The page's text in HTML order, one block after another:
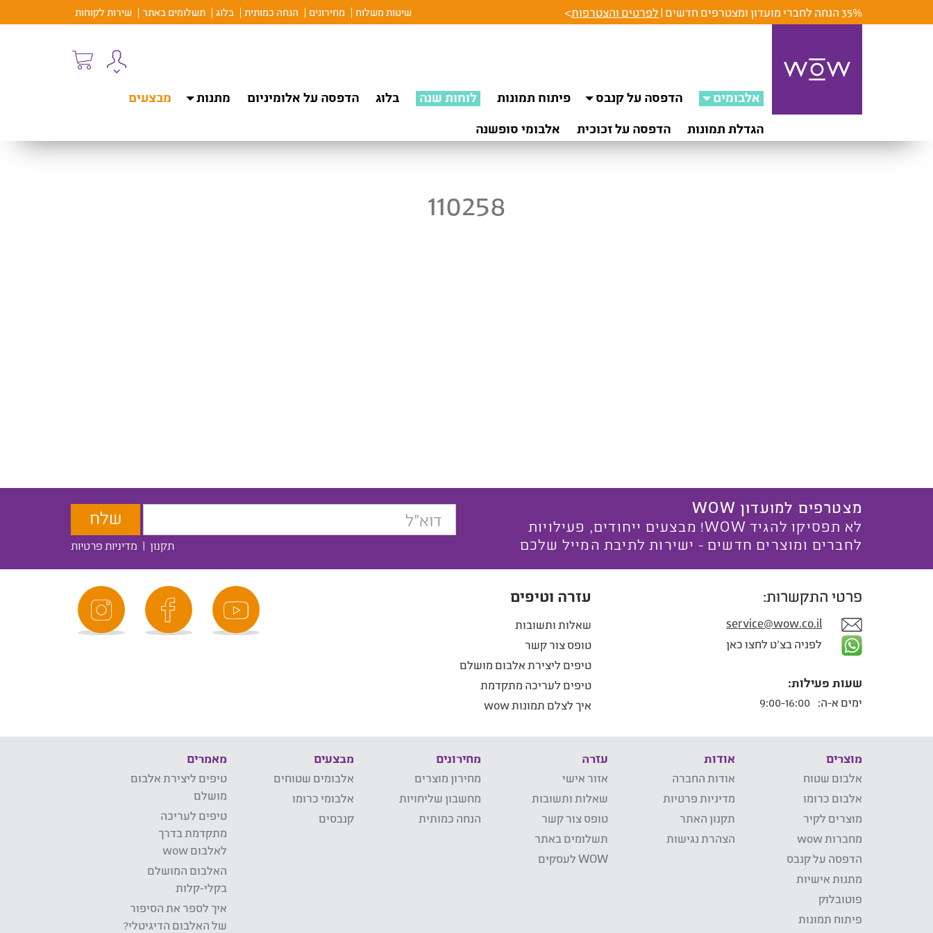
35% הנחה לחברי מועדון ומצטרפים חדשים | לפרטים והצטרפות> שיטות משלוח מחירונים הנחה כמותית בלוג תשלומים באתר שירות לקוחות
אלבומים הדפסה על קנבס פיתוח תמונות לוחות שנה בלוג הדפסה על אלומיניום מתנות
מבצעים
הגדלת תמונות
הדפסה על זכוכית אלבומי סופשנה
110258
מצטרפים למועדון WOW
לא תפסיקו להגיד WOW! מבצעים ייחודים, פעילויות
לחברים ומוצרים חדשים - ישירות לתיבת המייל שלכם
תקנון | מדיניות פרטיות
פרטי התקשרות:
service@wow.co.il
לפניה בצ'ט לחצו כאן
שעות פעילות:
ימים א-ה:
עזרה וטיפים
שאלות ותשובות
טופס צור קשר
טיפים ליצירת אלבום מושלם
טיפים לעריכה מתקדמת
איך לצלם תמונות wow
מוצרים
אלבום שטוח
אלבום כרומו
מוצרים לקיר
מחברות wow
הדפסה על קנבס
מתנות אישיות
פוטובלוק
פיתוח תמונות
אודות
אודות החברה
מדיניות פרטיות
תקנון האתר
הצהרת נגישות
עזרה
אזור אישי
שאלות ותשובות
טופס צור קשר
תשלומים באתר
WOW לעסקים
מחירונים
מחירון מוצרים
מחשבון שליחויות
הנחה כמותית
מבצעים
אלבומים שטוחים
אלבומי כרומו
קנבסים
מאמרים
טיפים ליצירת אלבום
מושלם
טיפים לעריכה
מתקדמת בדרך
לאלבום wow
האלבום המושלם
בקלי-קלות
איך לספר את הסיפור
של האלבום הדיגיטלי?